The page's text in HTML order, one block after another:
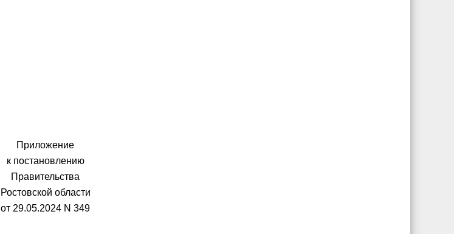
Приложение
к постановлению
Правительства
Ростовской области
от 29.05.2024 N 349